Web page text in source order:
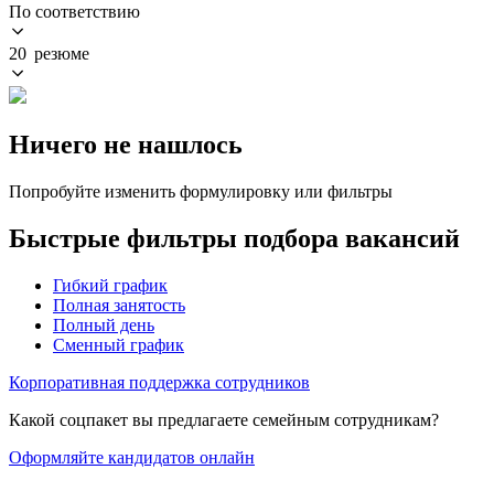
По соответствию
20 резюме
Ничего не нашлось
Попробуйте изменить формулировку или фильтры
Быстрые фильтры подбора вакансий
Гибкий график
Полная занятость
Полный день
Сменный график
Корпоративная поддержка сотрудников
Какой соцпакет вы предлагаете семейным сотрудникам?
Оформляйте кандидатов онлайн